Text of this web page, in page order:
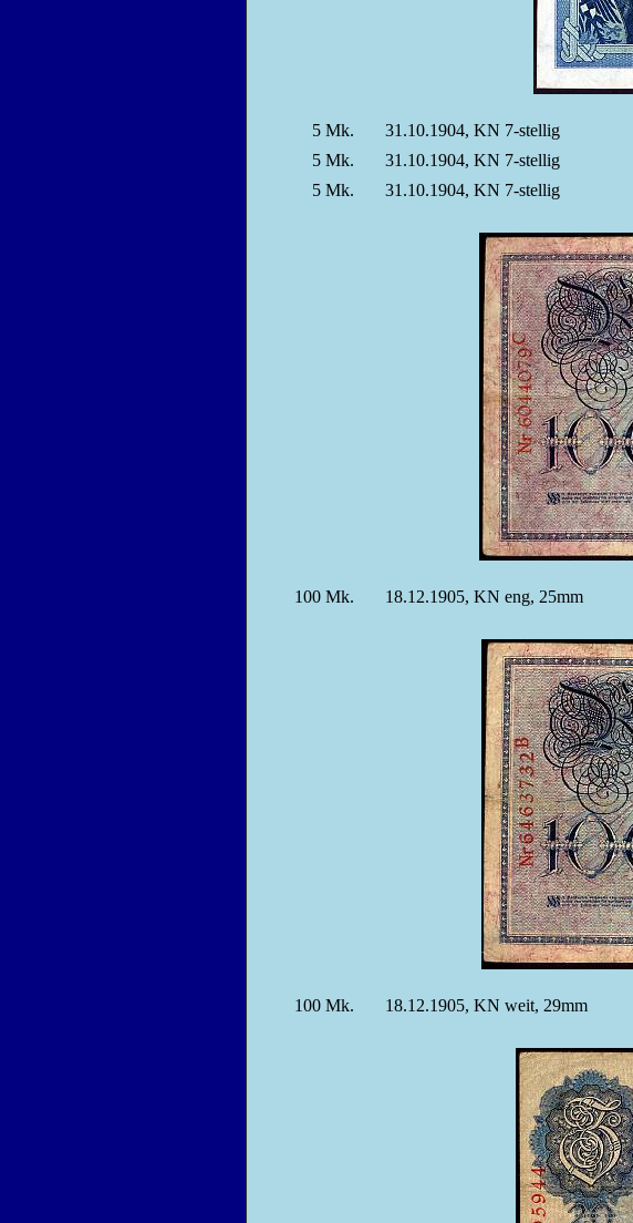
5 Mk. 31.10.1904, KN 7-stellig
5 Mk. 31.10.1904, KN 7-stellig
5 Mk. 31.10.1904, KN 7-stellig
100 Mk. 18.12.1905, KN eng, 25mm
100 Mk. 18.12.1905, KN weit, 29mm